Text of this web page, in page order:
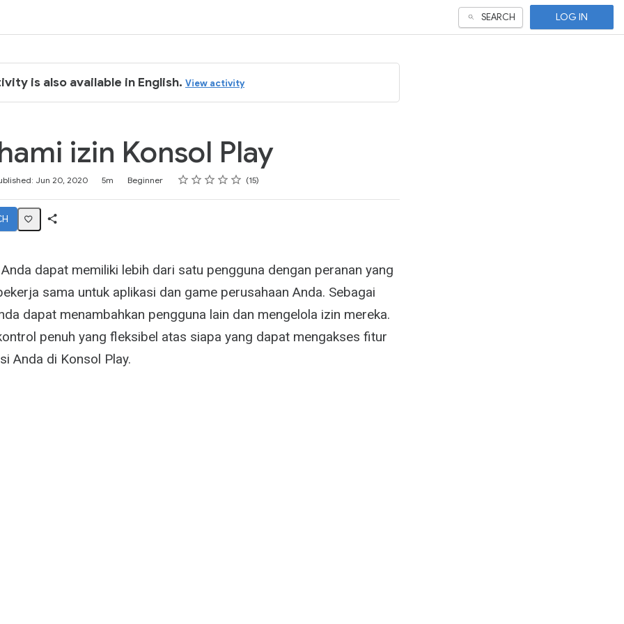
SEARCH LOG IN
is also available in English. View activity
izin Konsol Play
Jun 20, 2020 5m Beginner Rating
1 star
2 stars
3 stars
4 stars
5 stars 15
dapat memiliki lebih dari satu pengguna dengan peranan yang
sama untuk aplikasi dan game perusahaan Anda. Sebagai
dapat menambahkan pengguna lain dan mengelola izin mereka.
penuh yang fleksibel atas siapa yang dapat mengakses fitur
Anda di Konsol Play.